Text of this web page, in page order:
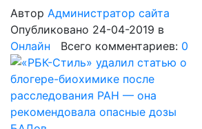
Автор Администратор сайта
Опубликовано 24-04-2019 в
Онлайн Всего комментариев: 0